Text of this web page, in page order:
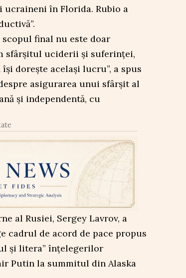
în Florida. Rubio a
final nu este doar
sfârșitul uciderii și suferinței,
dorește același lucru”, a spus
asigurarea unui sfârșit al
și independentă, cu
al Rusiei, Sergey Lavrov, a
cadrul de acord de pace propus
și litera” înțelegerilor
Putin la summitul din Alaska